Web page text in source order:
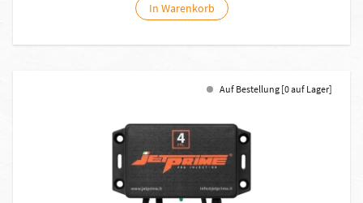
In Warenkorb
Auf Bestellung [0 auf Lager]